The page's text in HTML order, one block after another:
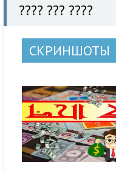
???? ??? ????
СКРИНШОТЫ